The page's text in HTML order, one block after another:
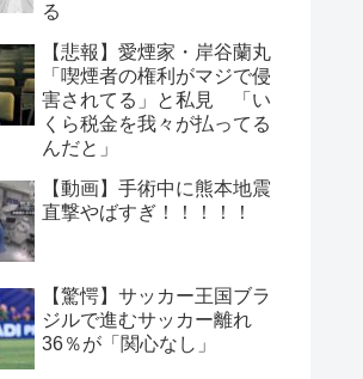
る
【悲報】愛煙家・岸谷蘭丸
「喫煙者の権利がマジで侵
害されてる」と私見 「い
くら税金を我々が払ってる
んだと」
【動画】手術中に熊本地震
直撃やばすぎ！！！！！
【驚愕】サッカー王国ブラ
ジルで進むサッカー離れ
36％が「関心なし」